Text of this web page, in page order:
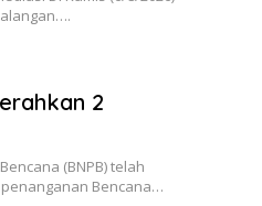
2
(BNPB) telah
Bencana…